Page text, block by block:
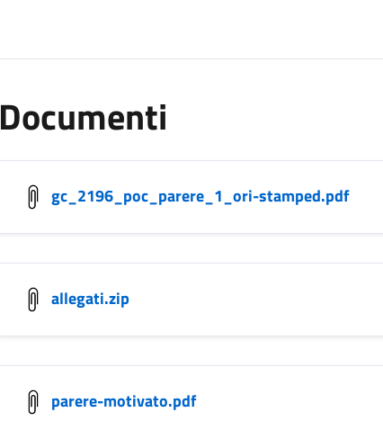
Documenti
gc_2196_poc_parere_1_ori-stamped.pdf
allegati.zip
parere-motivato.pdf